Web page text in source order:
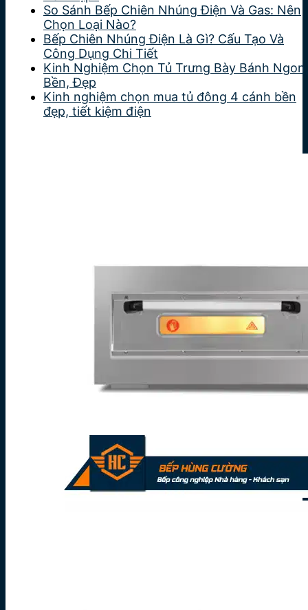
So Sánh Bếp Chiên Nhúng Điện Và Gas: Nên
Chọn Loại Nào?
Bếp Chiên Nhúng Điện Là Gì? Cấu Tạo Và
Công Dụng Chi Tiết
Kinh Nghiệm Chọn Tủ Trưng Bày Bánh Ngon,
Bền, Đẹp
Kinh nghiệm chọn mua tủ đông 4 cánh bền
đẹp, tiết kiệm điện